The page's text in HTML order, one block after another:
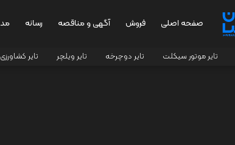
صفحه اصلی فروش آگهی و مناقصه رسانه
تایر موتور سیکلت تایر دوچرخه تایر ویلچر تایر کشاورزی